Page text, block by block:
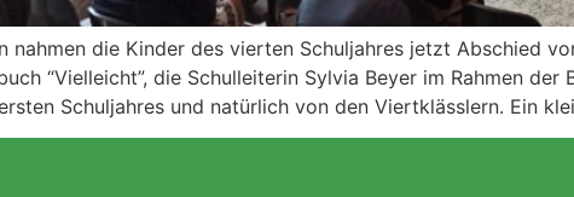
nahmen die Kinder des vierten Schuljahres jetzt Abschied
“Vielleicht”, die Schulleiterin Sylvia Beyer im Rahmen
Schuljahres und natürlich von den Viertklässlern. Ein